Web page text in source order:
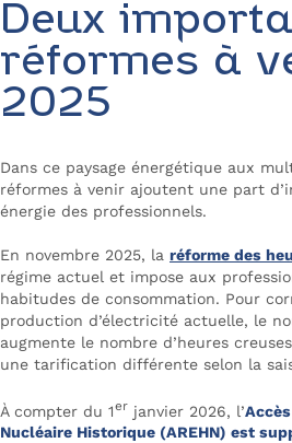
Deux
réformes à
2025
Dans ce paysage énergétique aux
réformes à venir ajoutent une part
énergie des professionnels.
En novembre 2025, la réforme des
régime actuel et impose aux
habitudes de consommation. Pour
production d’électricité actuelle, le
augmente le nombre d’heures
une tarification différente selon la
À compter du 1er janvier 2026, l’
Nucléaire Historique (AREHN) est